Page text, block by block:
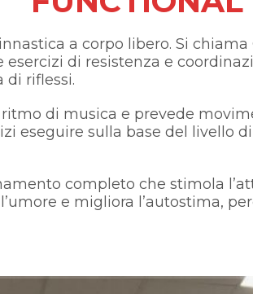
a corpo libero. Si
di resistenza e
di riflessi.
di musica e prevede
eseguire sulla base del
completo che stimola
e migliora l’autostima,